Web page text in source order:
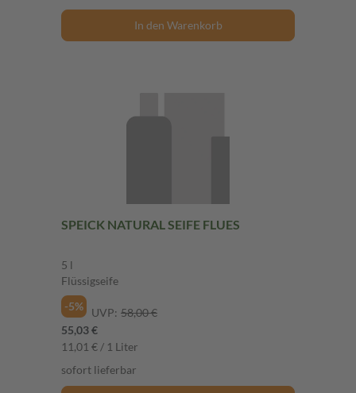
In den Warenkorb
SPEICK NATURAL SEIFE FLUES
5 l
Flüssigseife
-5%
UVP: 58,00 €
55,03 €
11,01 € / 1 Liter
sofort lieferbar